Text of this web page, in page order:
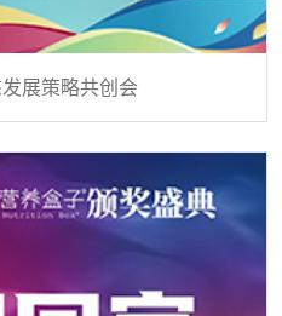
展策略共创会